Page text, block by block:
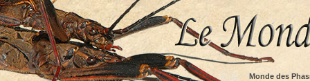
Monde des